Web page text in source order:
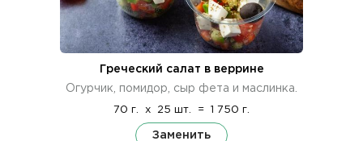
Греческий салат в веррине
Огурчик, помидор, сыр фета и маслинка.
70 г. x 25 шт. = 1 750 г.
Заменить